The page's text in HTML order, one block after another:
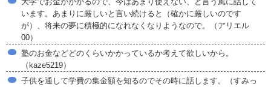
います。あまりに厳しいと言い続けると（確かに厳しいのです
が）、将来の夢に積極的になれなくなりようなので。（アリエル
00）
塾のお金などどのくらいかかっているか考えて欲しいから。
（kaze5219）
子供を通して学費の集金額を知るのでその時に話します。（すみっ